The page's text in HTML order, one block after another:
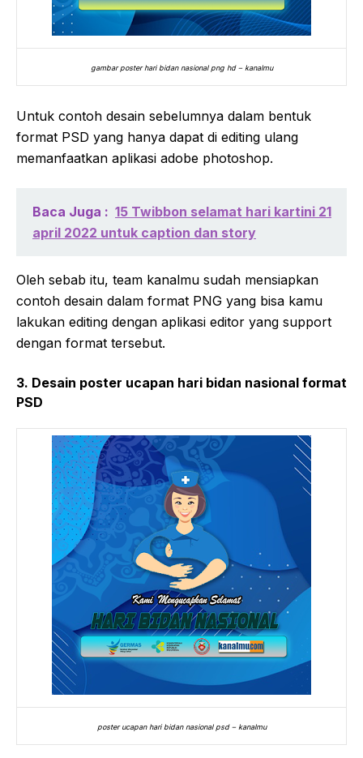
gambar poster hari bidan nasional png hd – kanalmu
Untuk contoh desain sebelumnya dalam bentuk
format PSD yang hanya dapat di editing ulang
memanfaatkan aplikasi adobe photoshop.
Baca Juga : 15 Twibbon selamat hari kartini 21
april 2022 untuk caption dan story
Oleh sebab itu, team kanalmu sudah mensiapkan
contoh desain dalam format PNG yang bisa kamu
lakukan editing dengan aplikasi editor yang support
dengan format tersebut.
3. Desain poster ucapan hari bidan nasional format
PSD
poster ucapan hari bidan nasional psd – kanalmu